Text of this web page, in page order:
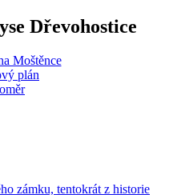
Dřevohostice
Moštěnce
plán